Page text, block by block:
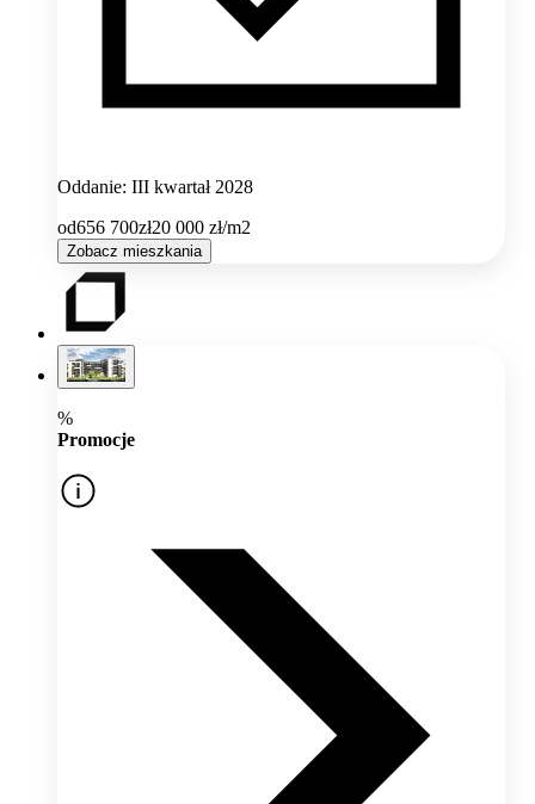
Oddanie: III kwartał 2028
od656 700zł20 000 zł/m2
Zobacz mieszkania
%
Promocje